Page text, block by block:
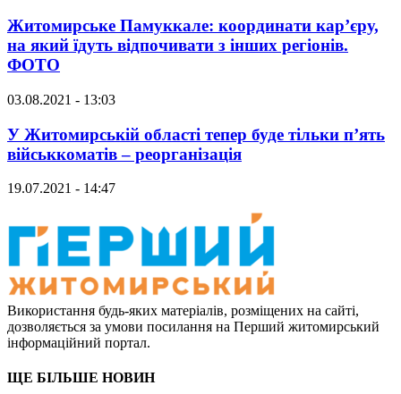
Житомирське Памуккале: координати кар’єру,
на який їдуть відпочивати з інших регіонів.
ФОТО
03.08.2021 - 13:03
У Житомирській області тепер буде тільки п’ять
військкоматів – реорганізація
19.07.2021 - 14:47
Використання будь-яких матеріалів, розміщених на сайті,
дозволяється за умови посилання на Перший житомирський
інформаційний портал.
ЩЕ БІЛЬШЕ НОВИН